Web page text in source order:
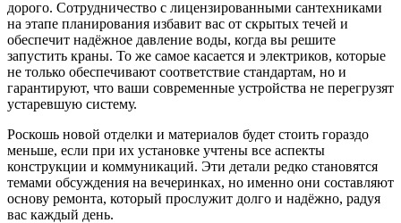
дорого. Сотрудничество с лицензированными сантехниками
на этапе планирования избавит вас от скрытых течей и
обеспечит надёжное давление воды, когда вы решите
запустить краны. То же самое касается и электриков, которые
не только обеспечивают соответствие стандартам, но и
гарантируют, что ваши современные устройства не перегрузят
устаревшую систему.
Роскошь новой отделки и материалов будет стоить гораздо
меньше, если при их установке учтены все аспекты
конструкции и коммуникаций. Эти детали редко становятся
темами обсуждения на вечеринках, но именно они составляют
основу ремонта, который прослужит долго и надёжно, радуя
вас каждый день.